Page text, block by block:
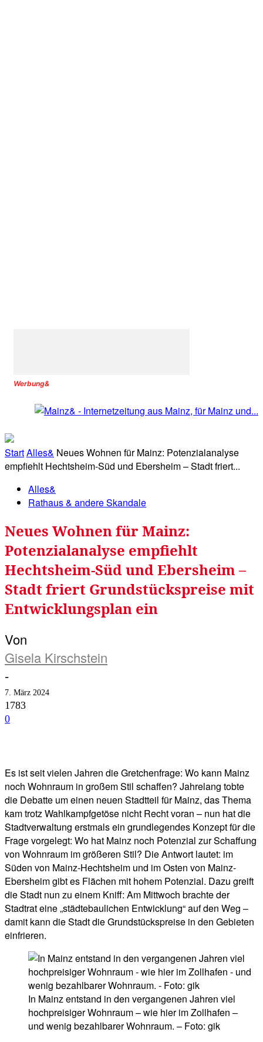
Werbung&
StartAlles& Neues Wohnen für Mainz: Potenzialanalyse
empfiehlt Hechtsheim-Süd und Ebersheim – Stadt friert...
Alles&
Rathaus & andere Skandale
Neues Wohnen für Mainz:
Potenzialanalyse empfiehlt
Hechtsheim-Süd und Ebersheim –
Stadt friert Grundstückspreise mit
Entwicklungsplan ein
Von
Gisela Kirschstein
-
7. März 2024
1783
0
Es ist seit vielen Jahren die Gretchenfrage: Wo kann Mainz
noch Wohnraum in großem Stil schaffen? Jahrelang tobte
die Debatte um einen neuen Stadtteil für Mainz, das Thema
kam trotz Wahlkampfgetöse nicht Recht voran – nun hat die
Stadtverwaltung erstmals ein grundlegendes Konzept für die
Frage vorgelegt: Wo hat Mainz noch Potenzial zur Schaffung
von Wohnraum im größeren Stil? Die Antwort lautet: im
Süden von Mainz-Hechtsheim und im Osten von Mainz-
Ebersheim gibt es Flächen mit hohem Potenzial. Dazu greift
die Stadt nun zu einem Kniff: Am Mittwoch brachte der
Stadtrat eine „städtebaulichen Entwicklung“ auf den Weg –
damit kann die Stadt die Grundstückspreise in den Gebieten
einfrieren.
In Mainz entstand in den vergangenen Jahren viel
hochpreisiger Wohnraum – wie hier im Zollhafen –
und wenig bezahlbarer Wohnraum. – Foto: gik